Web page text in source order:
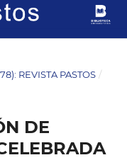
REVISTA PASTOS /
DE